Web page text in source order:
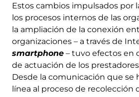
Estos cambios impulsados por
los procesos internos de las
la ampliación de la conexión
organizaciones – a través de
smartphone – tuvo efectos en
de actuación de los
Desde la comunicación que se
línea al proceso de recolección